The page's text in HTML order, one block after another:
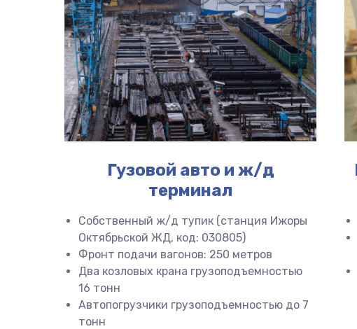
Гузовой авто и ж/д
терминал
Собственный ж/д тупик (станция Ижоры
Октябрьской ЖД, код: 030805)
Фронт подачи вагонов: 250 метров
Два козловых крана грузоподъемностью
16 тонн
Автопогрузчики грузоподъемностью до 7
тонн